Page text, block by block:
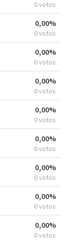
0 votos
0,00%
0 votos
0,00%
0 votos
0,00%
0 votos
0,00%
0 votos
0,00%
0 votos
0,00%
0 votos
0,00%
0 votos
0,00%
0 votos